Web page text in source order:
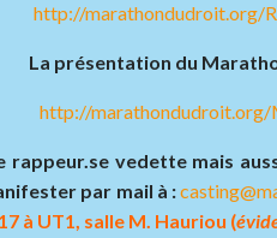
http://marathondudroit.org/
La présentation du
http://
vedette mais
par mail à :
à UT1, salle M. Hauriou (